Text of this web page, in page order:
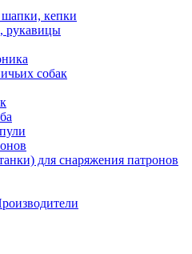
кепки
рукавицы
собак
для снаряжения патронов